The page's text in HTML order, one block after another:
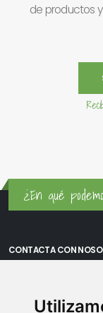
de productos
¿En qué
CONTACTA CON
Oficina Vitoria: